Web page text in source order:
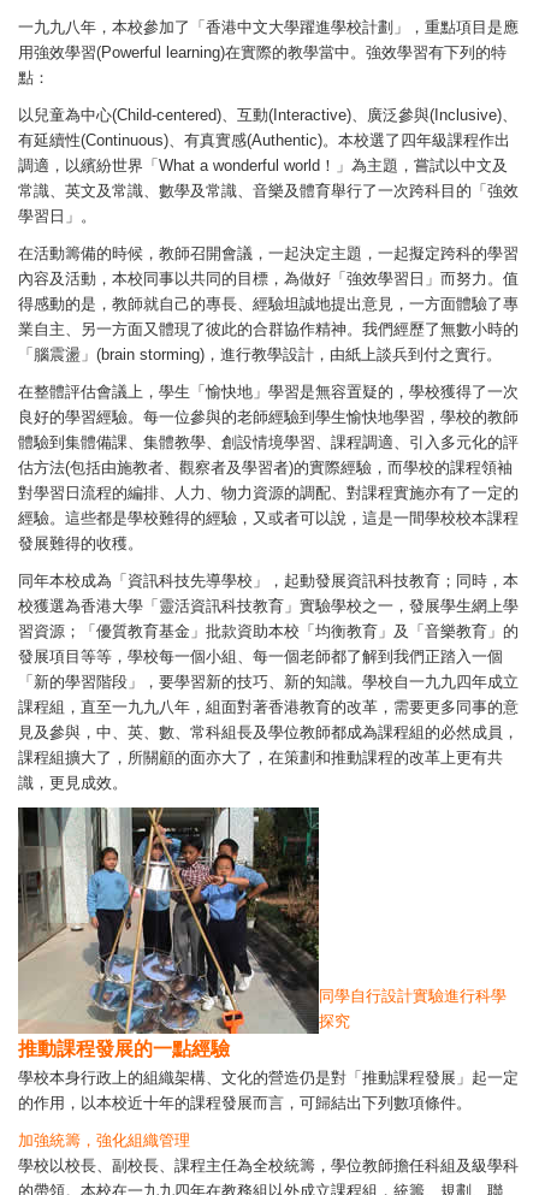
一九九八年，本校參加了「香港中文大學躍進學校計劃」，重點項目是應
用強效學習(Powerful learning)在實際的教學當中。強效學習有下列的特
點：
以兒童為中心(Child-centered)、互動(Interactive)、廣泛參與(Inclusive)、
有延續性(Continuous)、有真實感(Authentic)。本校選了四年級課程作出
調適，以繽紛世界「What a wonderful world！」為主題，嘗試以中文及
常識、英文及常識、數學及常識、音樂及體育舉行了一次跨科目的「強效
學習日」。
在活動籌備的時候，教師召開會議，一起決定主題，一起擬定跨科的學習
內容及活動，本校同事以共同的目標，為做好「強效學習日」而努力。值
得感動的是，教師就自己的專長、經驗坦誠地提出意見，一方面體驗了專
業自主、另一方面又體現了彼此的合群協作精神。我們經歷了無數小時的
「腦震盪」(brain storming)，進行教學設計，由紙上談兵到付之實行。
在整體評估會議上，學生「愉快地」學習是無容置疑的，學校獲得了一次
良好的學習經驗。每一位參與的老師經驗到學生愉快地學習，學校的教師
體驗到集體備課、集體教學、創設情境學習、課程調適、引入多元化的評
估方法(包括由施教者、觀察者及學習者)的實際經驗，而學校的課程領袖
對學習日流程的編排、人力、物力資源的調配、對課程實施亦有了一定的
經驗。這些都是學校難得的經驗，又或者可以說，這是一間學校校本課程
發展難得的收穫。
同年本校成為「資訊科技先導學校」，起動發展資訊科技教育；同時，本
校獲選為香港大學「靈活資訊科技教育」實驗學校之一，發展學生網上學
習資源；「優質教育基金」批款資助本校「均衡教育」及「音樂教育」的
發展項目等等，學校每一個小組、每一個老師都了解到我們正踏入一個
「新的學習階段」，要學習新的技巧、新的知識。學校自一九九四年成立
課程組，直至一九九八年，組面對著香港教育的改革，需要更多同事的意
見及參與，中、英、數、常科組長及學位教師都成為課程組的必然成員，
課程組擴大了，所關顧的面亦大了，在策劃和推動課程的改革上更有共
識，更見成效。
同學自行設計實驗進行科學
探究
推動課程發展的一點經驗
學校本身行政上的組織架構、文化的營造仍是對「推動課程發展」起一定
的作用，以本校近十年的課程發展而言，可歸結出下列數項條件。
加強統籌，強化組織管理
學校以校長、副校長、課程主任為全校統籌，學位教師擔任科組及級學科
的帶領。本校在一九九四年在教務組以外成立課程組，統籌、規劃、聯